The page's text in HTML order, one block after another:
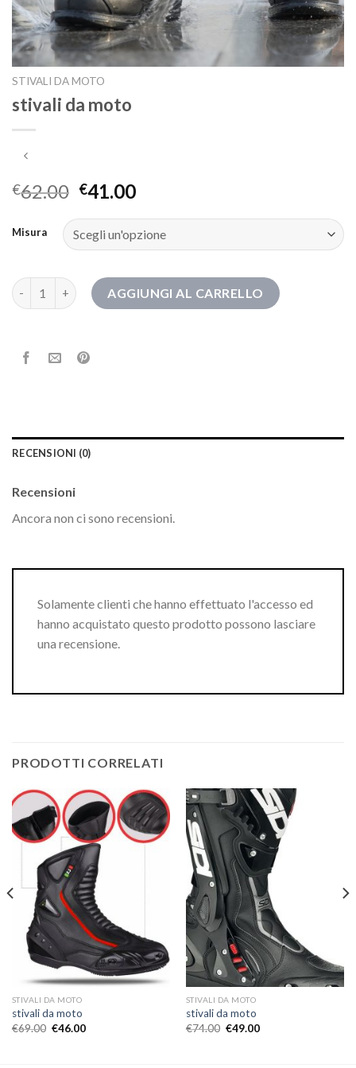
STIVALI DA MOTO
stivali da moto
€62.00 €41.00
Misura
stivali da moto quantitàAGGIUNGI AL CARRELLO
RECENSIONI (0)
Recensioni
Ancora non ci sono recensioni.
Solamente clienti che hanno effettuato l'accesso ed
hanno acquistato questo prodotto possono lasciare
una recensione.
PRODOTTI CORRELATI
STIVALI DA MOTO
stivali da moto
€69.00 €46.00
STIVALI DA MOTO
stivali da moto
€74.00 €49.00